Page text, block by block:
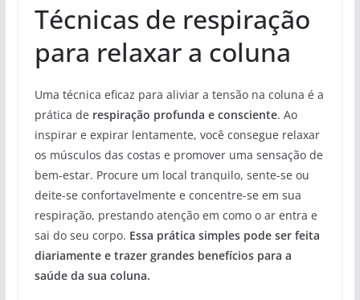
Técnicas de respiração
para relaxar a coluna
Uma técnica eficaz para aliviar a tensão na coluna é a
prática de respiração profunda e consciente. Ao
inspirar e expirar lentamente, você consegue relaxar
os músculos das costas e promover uma sensação de
bem-estar. Procure um local tranquilo, sente-se ou
deite-se confortavelmente e concentre-se em sua
respiração, prestando atenção em como o ar entra e
sai do seu corpo. Essa prática simples pode ser feita
diariamente e trazer grandes benefícios para a
saúde da sua coluna.